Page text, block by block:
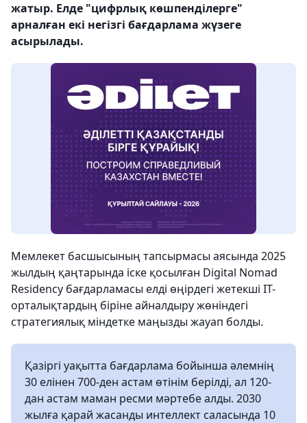
жатыр. Елде "цифрлық көшпенділерге"
арналған екі негізгі бағдарлама жүзеге
асырылады.
Мемлекет басшысының тапсырмасы аясында 2025
жылдың қаңтарында іске қосылған Digital Nomad
Residency бағдарламасы елді өңірдегі жетекші IT-
орталықтардың біріне айналдыру жөніндегі
стратегиялық міндетке маңызды жауап болды.
Қазіргі уақытта бағдарлама бойынша әлемнің
30 елінен 700-ден астам өтінім берілді, ал 120-
дан астам маман ресми мәртебе алды. 2030
жылға қарай жасанды интеллект саласында 10